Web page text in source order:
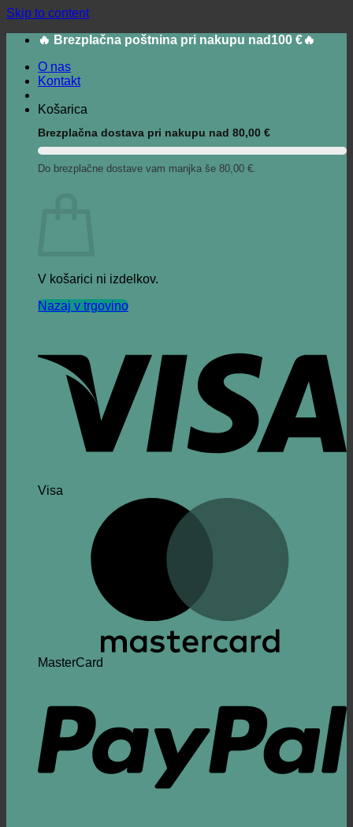
Skip to content
🔥 Brezplačna poštnina pri nakupu nad100 €🔥
O nas
Kontakt
Košarica
Brezplačna dostava pri nakupu nad 80,00 €
Do brezplačne dostave vam manjka še 80,00 €.
V košarici ni izdelkov.
Nazaj v trgovino
Visa
MasterCard